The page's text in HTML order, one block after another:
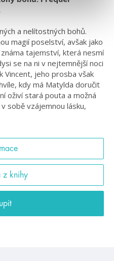
a nelítostných bohů.
magií poselství, avšak jako
tajemství, která nesmí
se na ni v nejtemnější noci
Vincent, jeho prosba však
kdy má Matylda doručit
oživí stará pouta a možná
sobě vzájemnou lásku,
z knihy